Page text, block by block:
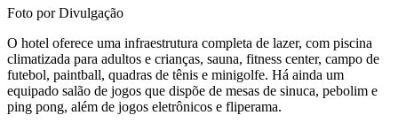
Foto por Divulgação
O hotel oferece uma infraestrutura completa de lazer, com piscina
climatizada para adultos e crianças, sauna, fitness center, campo de
futebol, paintball, quadras de tênis e minigolfe. Há ainda um
equipado salão de jogos que dispõe de mesas de sinuca, pebolim e
ping pong, além de jogos eletrônicos e fliperama.